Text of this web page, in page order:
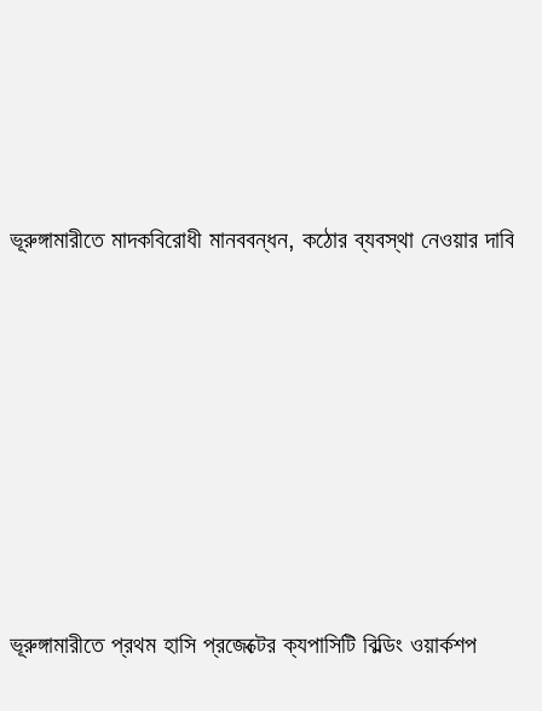
ভূরুঙ্গামারীতে মাদকবিরোধী মানববন্ধন, কঠোর ব্যবস্থা নেওয়ার দাবি
ভূরুঙ্গামারীতে প্রথম হাসি প্রজেক্টের ক্যপাসিটি বিল্ডিং ওয়ার্কশপ